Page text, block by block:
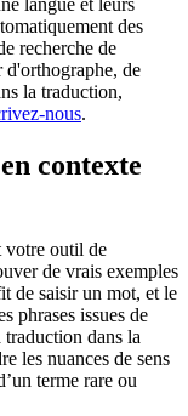
langue et leurs
des
recherche de
d'orthographe, de
la traduction,
nous.
contexte
votre outil de
de vrais exemples
de saisir un mot, et le
phrases issues de
dans la
les nuances de sens
terme rare ou